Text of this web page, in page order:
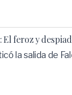
El feroz y
la salida de